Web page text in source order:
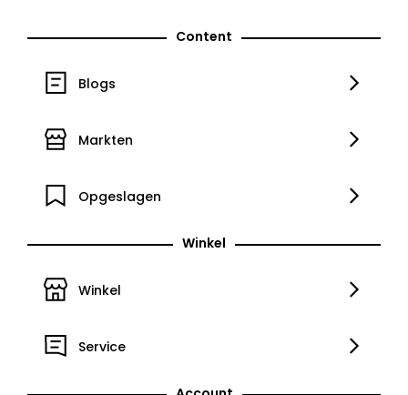
Content
Blogs
Markten
Opgeslagen
Winkel
Winkel
Service